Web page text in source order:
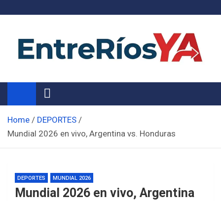
Noticias de Entre Ríos
Información de toda la provincia ahora
Home
DEPORTES
Mundial 2026 en vivo, Argentina vs. Honduras
DEPORTES MUNDIAL 2026
Mundial 2026 en vivo, Argentina